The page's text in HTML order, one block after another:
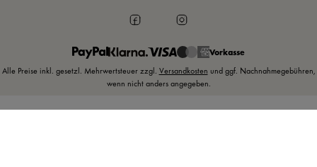
Vorkasse
Alle Preise inkl. gesetzl. Mehrwertsteuer zzgl. Versandkosten und ggf. Nachnahmegebühren,
wenn nicht anders angegeben.